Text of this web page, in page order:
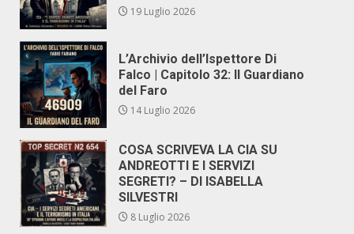
19 Luglio 2026
L’Archivio dell’Ispettore Di
Falco | Capitolo 32: Il Guardiano
del Faro
14 Luglio 2026
COSA SCRIVEVA LA CIA SU
ANDREOTTI E I SERVIZI
SEGRETI? – DI ISABELLA
SILVESTRI
8 Luglio 2026